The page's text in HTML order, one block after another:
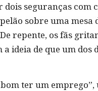
seguranças com
sobre uma mesa
repente, os fãs
ideia de que um dos
ter um emprego”,